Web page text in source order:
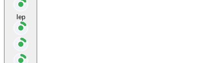
Iep